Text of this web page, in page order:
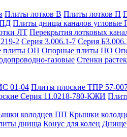
Плиты лотков В Плиты лотков П
ПД Плиты днища каналов
ЛТ Перекрытия лотковых
2 Серия 3.006.1-7 Серия
плиты ОП Опорные плиты ПО
газовые Стенки
01-04 Плиты плоские ТПР 57-
Серия 11.0218-780-КЖИ
колодцев ПП Крышки
днища Конус для колец Днище